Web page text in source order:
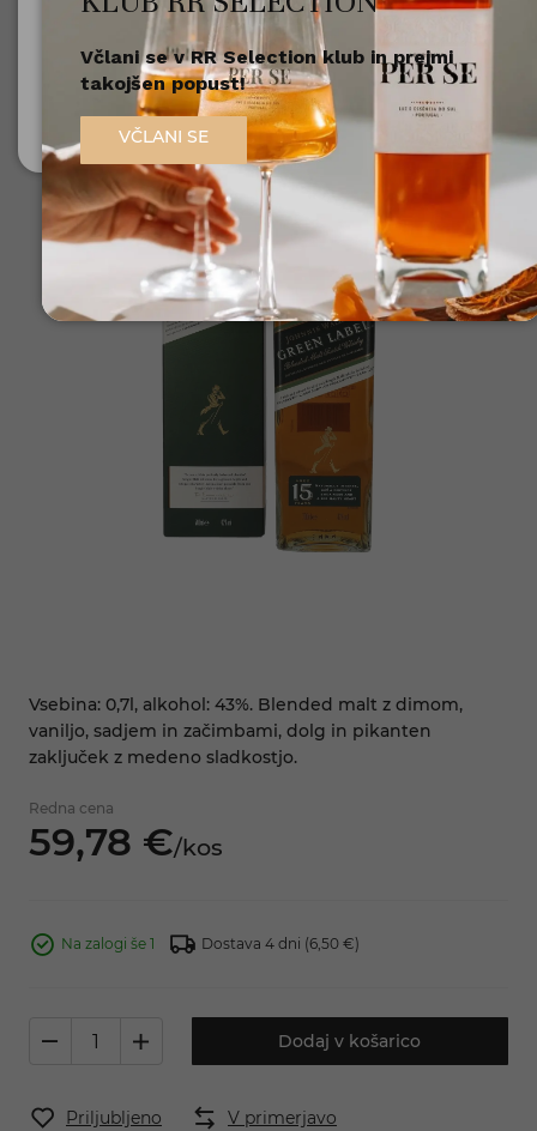
Št. izdelka: 5000267199443
Vsebina: 0,7l, alkohol: 43%. Blended malt z dimom,
vaniljo, sadjem in začimbami, dolg in pikanten
zaključek z medeno sladkostjo.
Redna cena
59,78 €/kos
Na zalogi še 1 Dostava 4 dni (6,50 €)
Dodaj v košarico
Priljubljeno V primerjavo
Nisem polnoleten
Sem polnoleten (18+)
Včlani se v RR Selection klub in prejmi
takojšen popust!
VČLANI SE